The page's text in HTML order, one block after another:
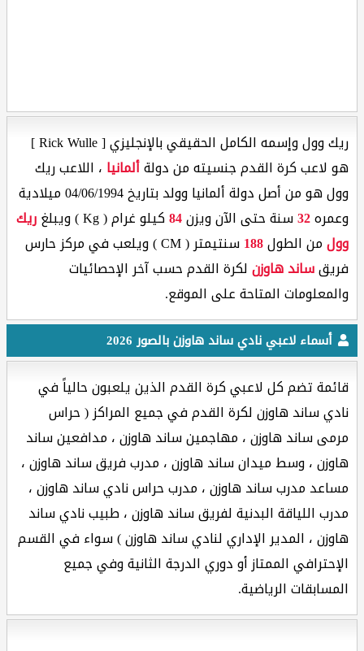
ريك وول وإسمه الكامل الحقيقي بالإنجليزي [ Rick Wulle ]
هو لاعب كرة القدم جنسيته من دولةألمانيا ، اللاعب ريك
وول هو من أصل دولة ألمانيا وولد بتاريخ 04/06/1994 ميلادية
وعمره32سنة حتى الآن ويزن84كيلو غرام ( Kg ) ويبلغ
ريك
وولمن الطول188
سنتيمتر ( CM ) ويلعب في مركز حارس
فريقساند هاوزنلكرة القدم حسب آخر الإحصائيات
والمعلومات المتاحة على الموقع.
أسماء لاعبي نادي ساند هاوزن بالصور 2026
قائمة تضم كل لاعبي كرة القدم الذين يلعبون حالياً في
نادي ساند هاوزن لكرة القدم في جميع المراكز ( حراس
مرمى ساند هاوزن ، مهاجمين ساند هاوزن ، مدافعين ساند
هاوزن ، وسط ميدان ساند هاوزن ، مدرب فريق ساند هاوزن ،
مساعد مدرب ساند هاوزن ، مدرب حراس نادي ساند هاوزن ،
مدرب اللياقة البدنية لفريق ساند هاوزن ، طبيب نادي ساند
هاوزن ، المدير الإداري لنادي ساند هاوزن ) سواء في القسم
الإحترافي الممتاز أو دوري الدرجة الثانية وفي جميع
المسابقات الرياضية.